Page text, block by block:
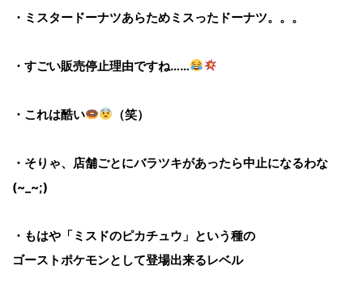
・ミスタードーナツあらためミスったドーナツ。。。
・すごい販売停止理由ですね……
・これは酷い （笑）
・そりゃ、店舗ごとにバラツキがあったら中止になるわな
(~_~;)
・もはや「ミスドのピカチュウ」という種の
ゴーストポケモンとして登場出来るレベル